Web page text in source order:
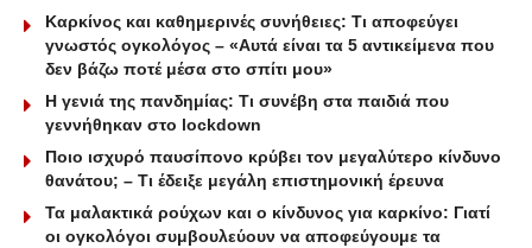
Καρκίνος και καθημερινές συνήθειες: Τι αποφεύγει
γνωστός ογκολόγος – «Αυτά είναι τα 5 αντικείμενα που
δεν βάζω ποτέ μέσα στο σπίτι μου»
Η γενιά της πανδημίας: Τι συνέβη στα παιδιά που
γεννήθηκαν στο lockdown
Ποιο ισχυρό παυσίπονο κρύβει τον μεγαλύτερο κίνδυνο
θανάτου; – Τι έδειξε μεγάλη επιστημονική έρευνα
Τα μαλακτικά ρούχων και ο κίνδυνος για καρκίνο: Γιατί
οι ογκολόγοι συμβουλεύουν να αποφεύγουμε τα